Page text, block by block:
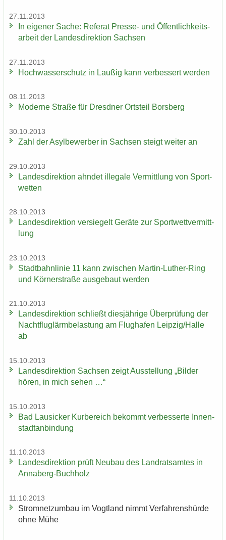
27.11.2013
In ei­ge­ner Sache: Re­fe­rat Presse-​ und Öf­fent­lich­keits­
ar­beit der Lan­des­di­rek­ti­on Sach­sen
27.11.2013
Hoch­was­ser­schutz in Lau­ßig kann ver­bes­sert wer­den
08.11.2013
Mo­der­ne Stra­ße für Dresd­ner Orts­teil Borsberg
30.10.2013
Zahl der Asyl­be­wer­ber in Sach­sen steigt wei­ter an
29.10.2013
Lan­des­di­rek­ti­on ahn­det il­le­ga­le Ver­mitt­lung von Sport­
wet­ten
28.10.2013
Lan­des­di­rek­ti­on ver­sie­gelt Ge­rä­te zur Sport­wett­ver­mitt­
lung
23.10.2013
Stadt­bahn­li­nie 11 kann zwi­schen Martin-​Luther-Ring
und Körn­er­stra­ße aus­ge­baut wer­den
21.10.2013
Lan­des­di­rek­ti­on schließt dies­jäh­ri­ge Über­prü­fung der
Nacht­flug­lärm­be­las­tung am Flug­ha­fen Leip­zig/Halle
ab
15.10.2013
Lan­des­di­rek­ti­on Sach­sen zeigt Aus­stel­lung „Bil­der
hören, in mich sehen …“
15.10.2013
Bad Lau­si­cker Kur­be­reich be­kommt ver­bes­ser­te In­nen­
stadt­an­bin­dung
11.10.2013
Lan­des­di­rek­ti­on prüft Neu­bau des Land­rats­am­tes in
Annaberg-​Buchholz
11.10.2013
Strom­netz­um­bau im Vogt­land nimmt Ver­fah­rens­hür­de
ohne Mühe